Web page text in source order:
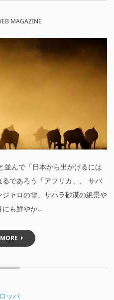
MAGAZINE
並んで「日本から出かけるには
であろう「アフリカ」。 サバ
ャロの雪、サハラ砂漠の絶景や
にも鮮やか…
ッパ